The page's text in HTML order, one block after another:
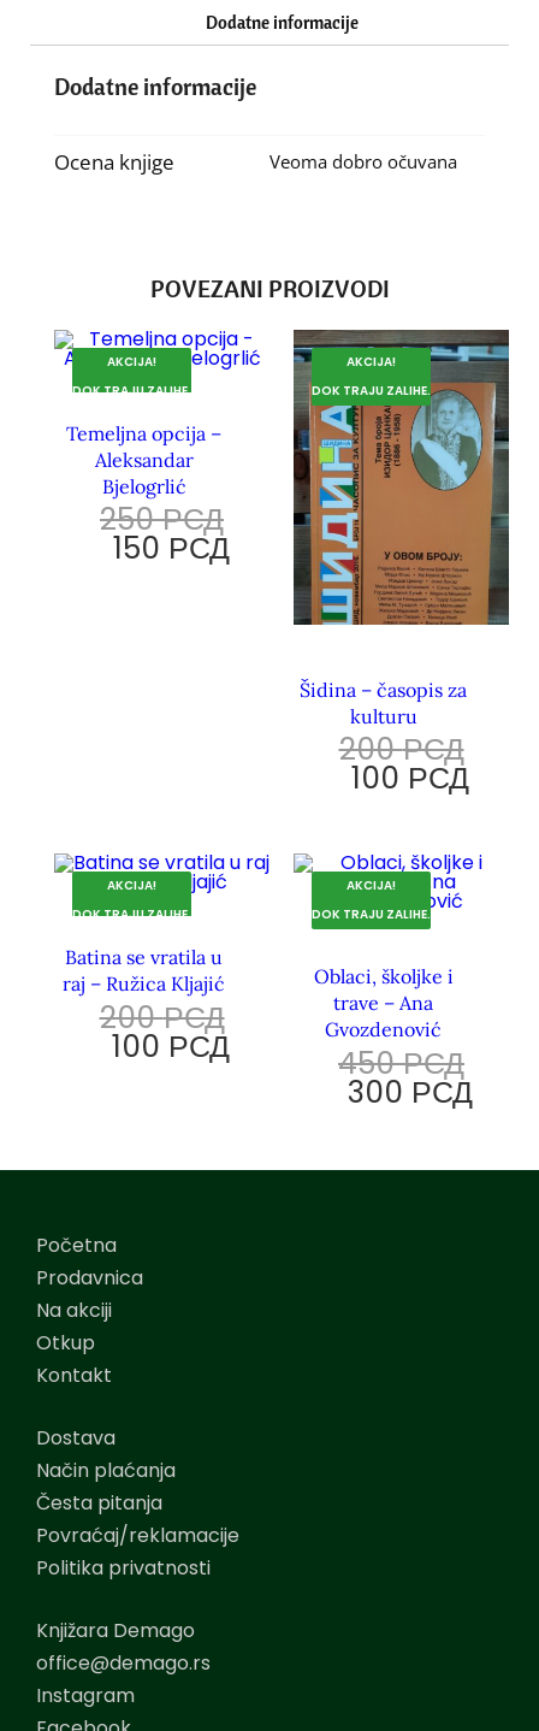
Dodatne informacije
Dodatne informacije
Ocena knjige Veoma dobro očuvana
POVEZANI PROIZVODI
AKCIJA!
DOK TRAJU ZALIHE.
Temeljna opcija –
Aleksandar
Bjelogrlić
250РСД
150 РСД
AKCIJA!
DOK TRAJU ZALIHE.
Šidina – časopis za
kulturu
200РСД
100 РСД
AKCIJA!
DOK TRAJU ZALIHE.
Batina se vratila u
raj – Ružica Kljajić
200РСД
100 РСД
AKCIJA!
DOK TRAJU ZALIHE.
Oblaci, školjke i
trave – Ana
Gvozdenović
450РСД
300 РСД
Početna
Prodavnica
Na akciji
Otkup
Kontakt
Dostava
Način plaćanja
Česta pitanja
Povraćaj/reklamacije
Politika privatnosti
Knjižara Demago
office@demago.rs
Instagram